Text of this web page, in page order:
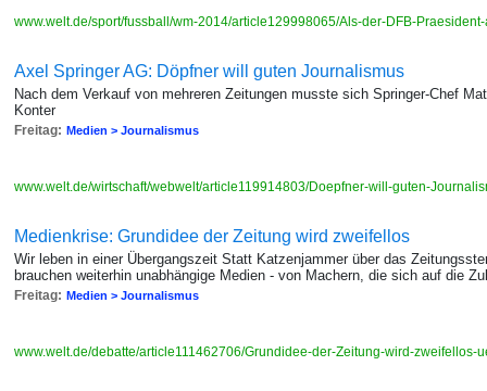
www.welt.de/sport/fussball/wm-2014/article129998065/Als-der-DFB-
Axel Springer AG: Döpfner will guten Journalismus
Nach dem Verkauf von mehreren Zeitungen musste sich Springer-Chef
Konter
Freitag: Medien > Journalismus
www.welt.de/wirtschaft/webwelt/article119914803/Doepfner-will-guten-
Medienkrise: Grundidee der Zeitung wird zweifellos
Wir leben in einer Übergangszeit Statt Katzenjammer über das
brauchen weiterhin unabhängige Medien - von Machern, die sich auf die
Freitag: Medien > Journalismus
www.welt.de/debatte/article111462706/Grundidee-der-Zeitung-wird-zweifellos-